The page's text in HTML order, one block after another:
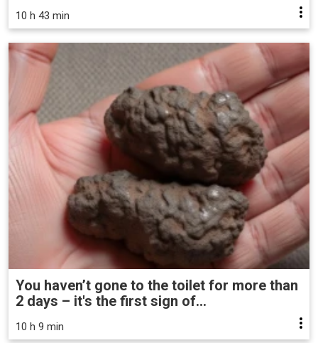
10 h 43 min
You haven’t gone to the toilet for more than
2 days – it's the first sign of...
10 h 9 min